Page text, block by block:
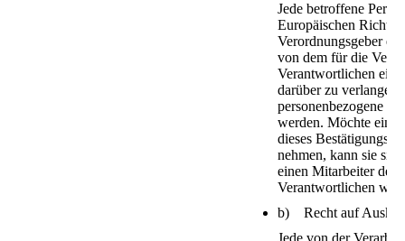
Jede betroffene
Europäischen
Verordnungsgeber
von dem für die
Verantwortlichen
darüber zu
personenbezogene
werden. Möchte eine
dieses
nehmen, kann sie
einen Mitarbeiter des
Verantwortlichen
b) Recht auf